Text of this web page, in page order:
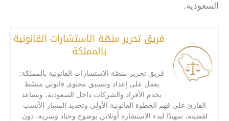
السعودية.
فريق تحرير منصّة الاستشارات القانونية
بالمملكة
فريق تحرير منصّة الاستشارات القانونية بالمملكة:
يعمل على إعداد وتنسيق محتوى قانوني مبسّط
يخدم الأفراد والشركات داخل السعودية، ويساعد
القارئ على فهم الخطوة القانونية الأولى وتحديد المسار الأنسب
لقضيته، تمهيدًا لبدء الاستشارة أونلاين بوضوح وحياد وسرية، دون